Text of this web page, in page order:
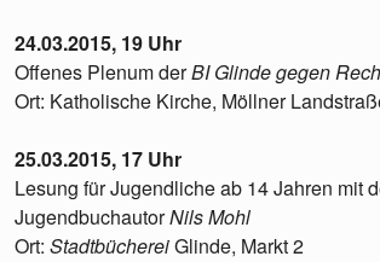
24.03.2015, 19 Uhr
Offenes Plenum derBI Glinde gegen
Ort: Katholische Kirche, Möllner
25.03.2015, 17 Uhr
Lesung für Jugendliche ab 14 Jahren mit
JugendbuchautorNils Mohl
Ort: StadtbüchereiGlinde, Markt 2